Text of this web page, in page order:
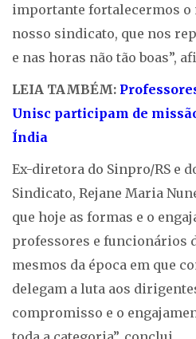
importante fortalecermos o
nosso sindicato, que nos
e nas horas não tão boas”,
LEIA TAMBÉM:
Unisc participam de
Índia
Ex-diretora do Sinpro/RS e
Sindicato, Rejane Maria
que hoje as formas e o
professores e funcionários
mesmos da época em que
delegam a luta aos
compromisso e o